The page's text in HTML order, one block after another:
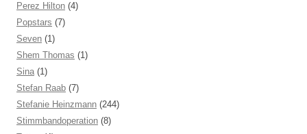
Perez Hilton (4)
Popstars (7)
Seven (1)
Shem Thomas (1)
Sina (1)
Stefan Raab (7)
Stefanie Heinzmann (244)
Stimmbandoperation (8)